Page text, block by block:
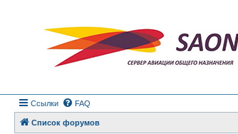
Ссылки FAQ
Список форумов